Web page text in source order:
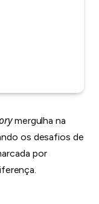
mergulha na
os desafios de
por